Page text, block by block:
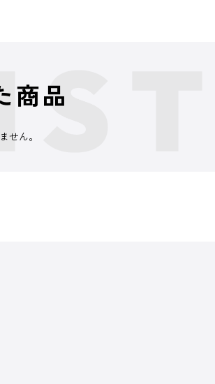
商品
せん。